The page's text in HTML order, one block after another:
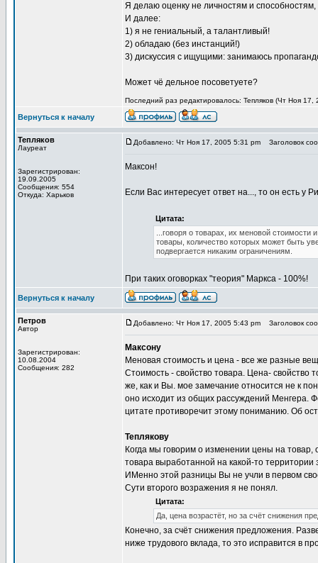
Я делаю оценку не личностям и
И далее:
1) я не гениальный, а талантливый!
2) обладаю (без инстанций!)
3) дискуссия с ищущими: занимаюсь
Может чё дельное посоветуете?
Последний раз редактировалось: Тепляков (Чт Ноя 17,
Вернуться к началу
Тепляков
Лауреат
Зарегистрирован:
19.09.2005
Сообщения: 554
Откуда: Харьков
Добавлено: Чт Ноя 17, 2005 5:31 pm Заголовок
Максон!
Если Вас интересует ответ на..., то он есть у
Цитата:
...говоря о товарах, их меновой
товары, количество которых может быть
подвергается никаким ограничениям.
При таких оговорках "теория" Маркса - 100%!
Вернуться к началу
Петров
Автор
Зарегистрирован:
10.08.2004
Сообщения: 282
Добавлено: Чт Ноя 17, 2005 5:43 pm Заголовок
Максону
Меновая стоимость и цена - все же разные
Стоимость - свойство товара. Цена-
же, как и Вы. мое замечание относится не к
оно исходит из общих рассуждений Менгера.
цитате противоречит этому пониманию. Об
Теплякову
Когда мы говорим о изменении цены на
товара выработанной на какой-то
ИМенно этой разницы Вы не учли в первом
Сути второго возражения я не понял.
Цитата:
Да, цена возрастёт, но за счёт снижения
Конечно, за счёт снижения предложения.
ниже трудового вклада, то это исправится в